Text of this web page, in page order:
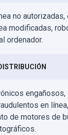
no
modificadas,
ordenador.
engañosos,
en
de motores de